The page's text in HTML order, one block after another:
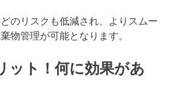
のリスクも低減され、よりスムー
物管理が可能となります。
ット！何に効果があ